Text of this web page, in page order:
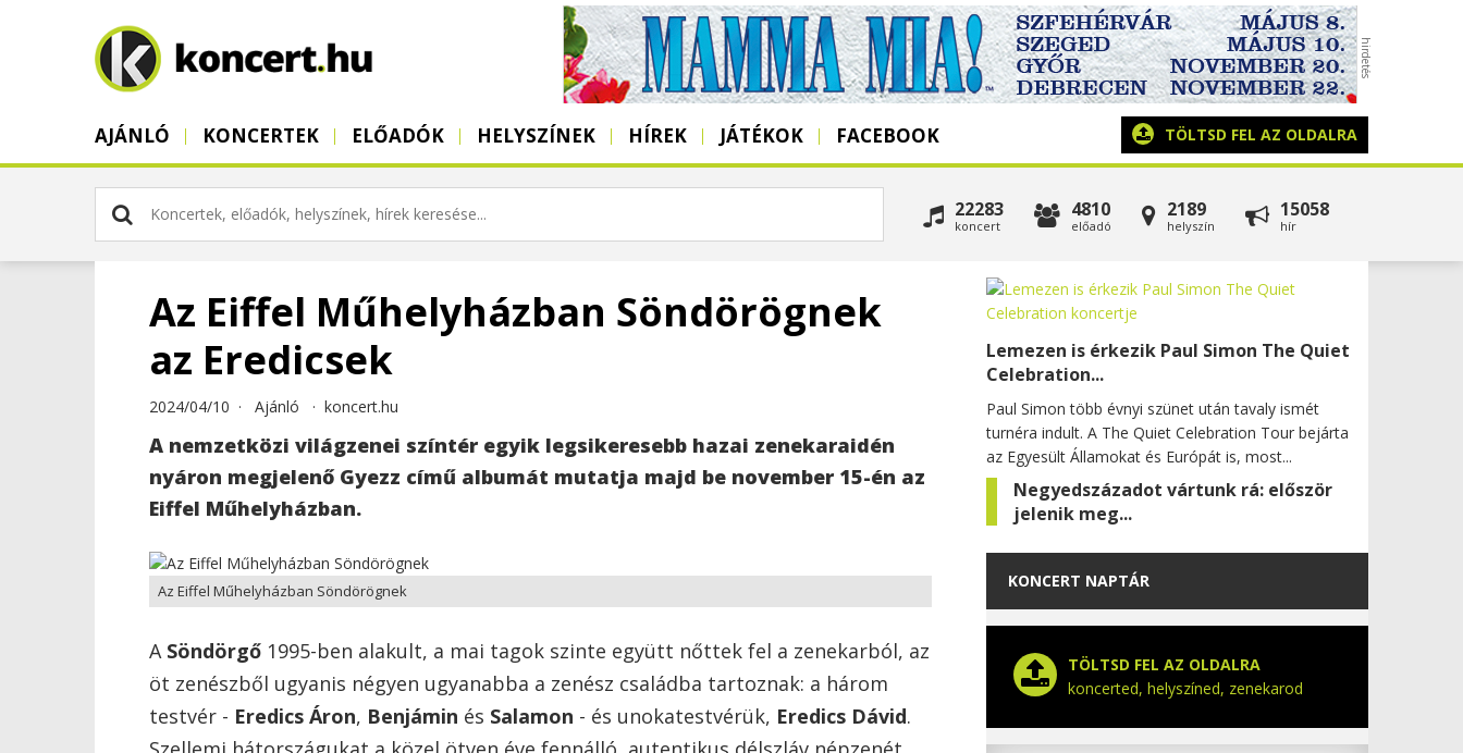
AJÁNLÓ KONCERTEK ELŐADÓK HELYSZÍNEK HÍREK JÁTÉKOK FACEBOOK TÖLTSD FEL AZ OLDALRA
22283
koncert
4810
előadó
2189
helyszín
15058
hír
Az Eiffel Műhelyházban Söndörögnek
az Eredicsek
2024/04/10 · Ajánló · koncert.hu
A nemzetközi világzenei színtér egyik legsikeresebb hazai zenekaraidén
nyáron megjelenő Gyezz című albumát mutatja majd be november 15-én az
Eiffel Műhelyházban.
Az Eiffel Műhelyházban Söndörögnek
A Söndörgő 1995-ben alakult, a mai tagok szinte együtt nőttek fel a zenekarból, az
öt zenészből ugyanis négyen ugyanabba a zenész családba tartoznak: a három
testvér - Eredics Áron, Benjámin és Salamon - és unokatestvérük, Eredics Dávid.
Lemezen is érkezik Paul Simon The Quiet
Celebration...
Paul Simon több évnyi szünet után tavaly ismét
turnéra indult. A The Quiet Celebration Tour bejárta
az Egyesült Államokat és Európát is, most...
Negyedszázadot vártunk rá: először
jelenik meg...
KONCERT NAPTÁR
TÖLTSD FEL AZ OLDALRA
koncerted, helyszíned, zenekarod